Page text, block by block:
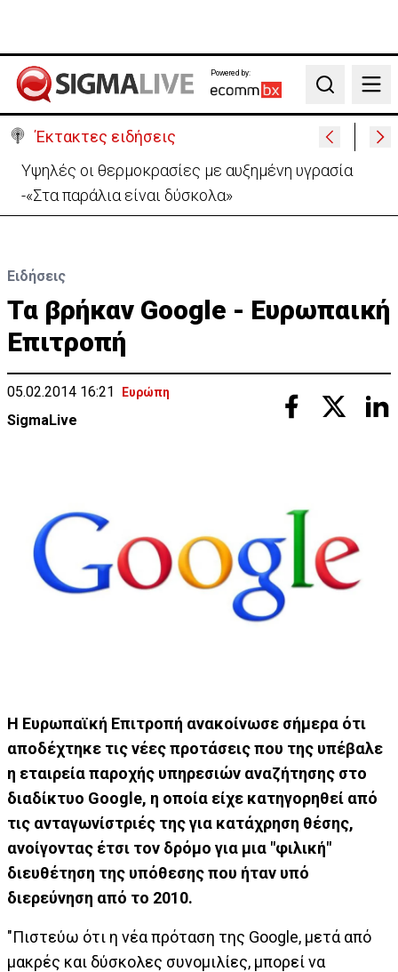
Powered by:
Search
Έκτακτες ειδήσεις
Υψηλές οι θερμοκρασίες με αυξημένη υγρασία
-«Στα παράλια είναι δύσκολα»
Ειδήσεις
Τα βρήκαν Google - Ευρωπαική
Επιτροπή
05.02.2014 16:21 Ευρώπη
SigmaLive
Η Ευρωπαϊκή Επιτροπή ανακοίνωσε σήμερα ότι
αποδέχτηκε τις νέες προτάσεις που της υπέβαλε
η εταιρεία παροχής υπηρεσιών αναζήτησης στο
διαδίκτυο Google, η οποία είχε κατηγορηθεί από
τις ανταγωνίστριές της για κατάχρηση θέσης,
ανοίγοντας έτσι τον δρόμο για μια "φιλική"
διευθέτηση της υπόθεσης που ήταν υπό
διερεύνηση από το 2010.
"Πιστεύω ότι η νέα πρόταση της Google, μετά από
μακρές και δύσκολες συνομιλίες, μπορεί να